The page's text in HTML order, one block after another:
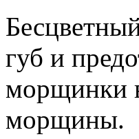
губ и
морщинки
морщины.